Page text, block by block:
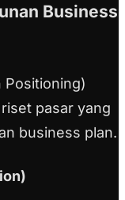
Business
Positioning)
pasar yang
business plan.